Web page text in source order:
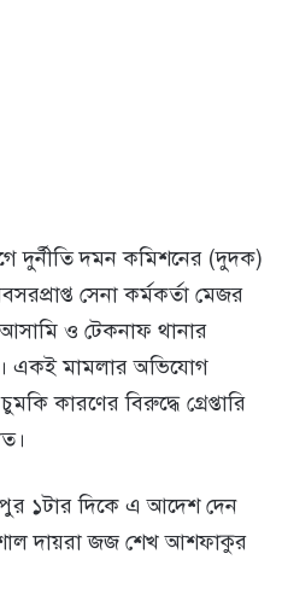
দুর্নীতি দমন কমিশনের (দুদক)
সেনা কর্মকর্তা মেজর
ও টেকনাফ থানার
একই মামলার অভিযোগ
কারণের বিরুদ্ধে গ্রেপ্তারি
১টার দিকে এ আদেশ দেন
দায়রা জজ শেখ আশফাকুর